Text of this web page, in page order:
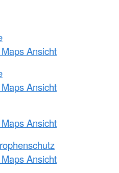
Ansicht
Ansicht
Ansicht
Ansicht